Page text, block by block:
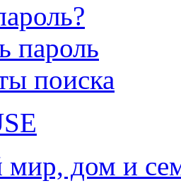
пароль
поиска
дом и